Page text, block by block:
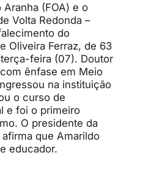
Aranha (FOA) e o
Volta Redonda –
do
Oliveira Ferraz, de 63
feira (07). Doutor
ênfase em Meio
na instituição
o curso de
e foi o primeiro
O presidente da
afirma que Amarildo
educador.